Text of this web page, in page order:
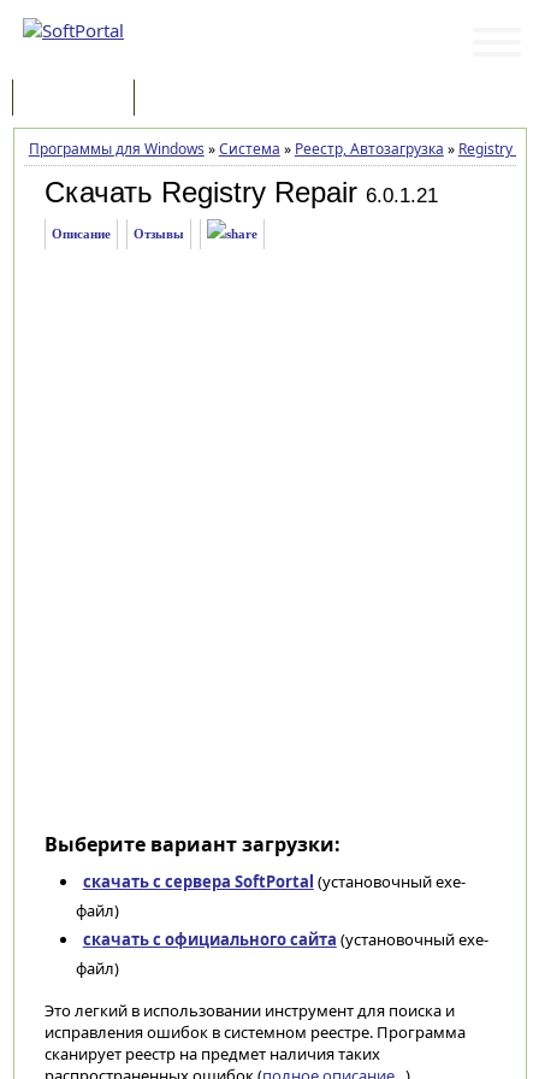
Программы для Windows »Система » Реестр, Автозагрузка » Registry
Скачать Registry Repair 6.0.1.21
Описание Отзывы
Выберите вариант загрузки:
скачать с сервера SoftPortal (установочный exe-
файл)
скачать с официального сайта (установочный exe-
файл)
Это легкий в использовании инструмент для поиска и
исправления ошибок в системном реестре. Программа
сканирует реестр на предмет наличия таких